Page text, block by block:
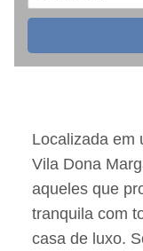
Localizada em
Vila Dona
aqueles que
tranquila com
casa de luxo.